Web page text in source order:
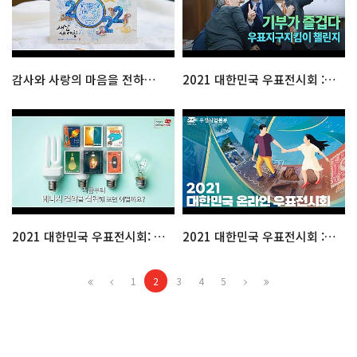
감사와 사랑의 마음을 전하세요! 2022 우체국 연하카드 2021 대한민국 우표전시회 : 기부가 즐겁다! 우표지구지킴이 챌린지
2021 대한민국 우표전시회: 우표, 지속가능한 세상을 말하다 2021 대한민국 우표전시회 : 공식홍보영상
1 2 3 4 5